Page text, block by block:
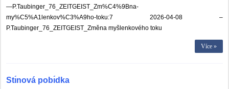
—P.Taubinger_76_ZEITGEIST_Zm%C4%9Bna-
my%C5%A1lenkov%C3%A9ho-toku:7 2026-04-08 –
P.Taubinger_76_ZEITGEIST_Změna myšlenkového toku
Více »
Stı́nová pobı́dka